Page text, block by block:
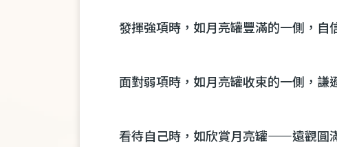
發揮強項時，如月亮罐豐滿的一側，自
面對弱項時，如月亮罐收束的一側，謙
看待自己時，如欣賞月亮罐——遠觀圓